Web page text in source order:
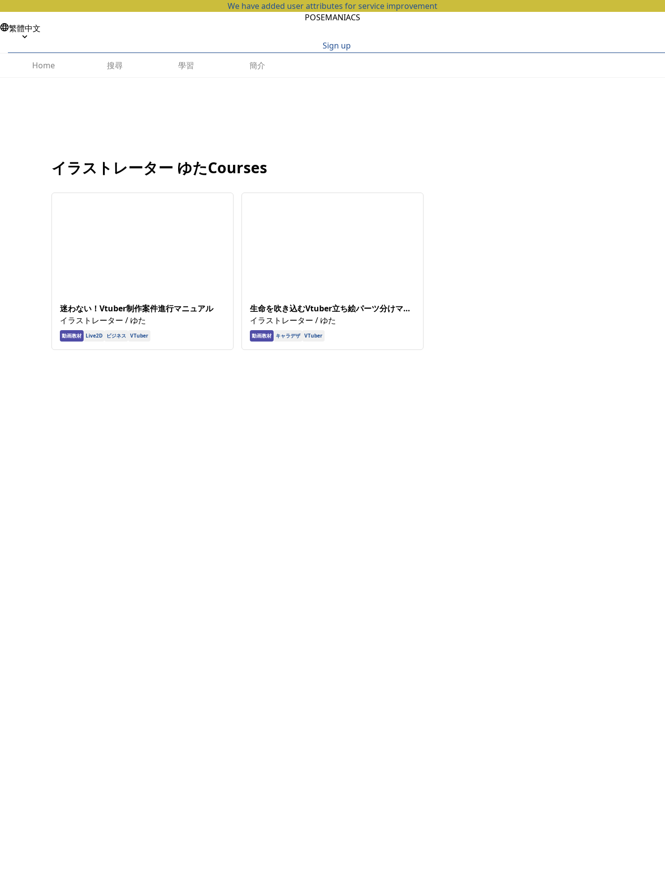
We have added user attributes for service improvement
POSEMANIACS
繁體中文
Sign up
Home
搜尋 學習 簡介
イラストレーター ゆたCourses
迷わない！Vtuber制作案件進行マニュアル
イラストレーター / ゆた
動画教材 Live2D ビジネス VTuber
生命を吹き込むVtuber立ち絵パーツ分けマニ
ュアル
イラストレーター / ゆた
動画教材 キャラデザ VTuber